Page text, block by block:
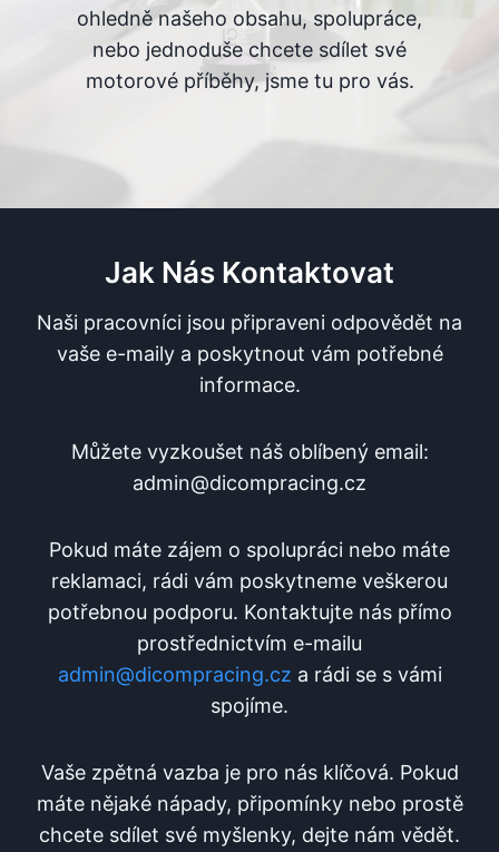
ohledně našeho obsahu, spolupráce,
nebo jednoduše chcete sdílet své
motorové příběhy, jsme tu pro vás.
Jak Nás Kontaktovat
Naši pracovníci jsou připraveni odpovědět na
vaše e-maily a poskytnout vám potřebné
informace.
Můžete vyzkoušet náš oblíbený email:
admin@dicompracing.cz
Pokud máte zájem o spolupráci nebo máte
reklamaci, rádi vám poskytneme veškerou
potřebnou podporu. Kontaktujte nás přímo
prostřednictvím e-mailu
admin@dicompracing.cz a rádi se s vámi
spojíme.
Vaše zpětná vazba je pro nás klíčová. Pokud
máte nějaké nápady, připomínky nebo prostě
chcete sdílet své myšlenky, dejte nám vědět.